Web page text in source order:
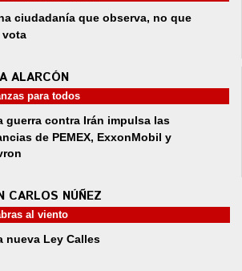
ciudadanía que observa, no que
ALARCÓN
para todos
guerra contra Irán impulsa las
de PEMEX, ExxonMobil y
CARLOS NÚÑEZ
al viento
nueva Ley Calles